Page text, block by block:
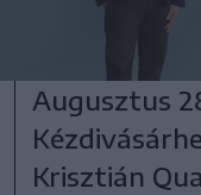
Augusztus
Krisztián